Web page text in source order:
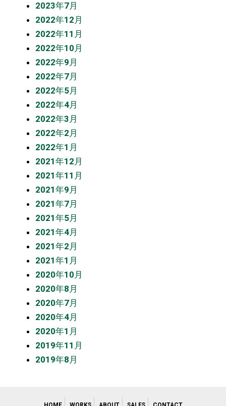
2023年7月
2022年12月
2022年11月
2022年10月
2022年9月
2022年7月
2022年5月
2022年4月
2022年3月
2022年2月
2022年1月
2021年12月
2021年11月
2021年9月
2021年7月
2021年5月
2021年4月
2021年2月
2021年1月
2020年10月
2020年8月
2020年7月
2020年4月
2020年1月
2019年11月
2019年8月